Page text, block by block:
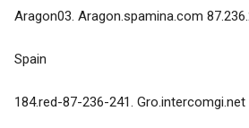
Aragon03. Aragon.spamina.com
Spain
184.red-87-236-241. Gro.intercomgi.net